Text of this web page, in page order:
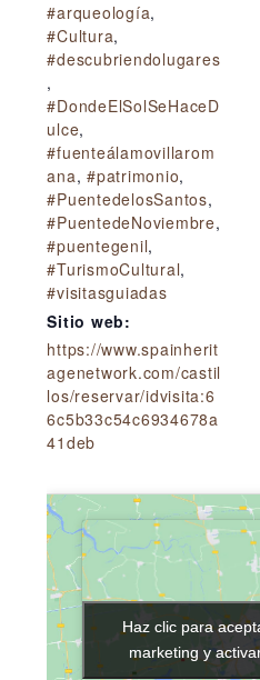
#arqueología,
#Cultura,
#descubriendolugares
,
#DondeElSolSeHaceD
ulce,
#fuenteálamovillarom
ana,#patrimonio,
#PuentedelosSantos,
#PuentedeNoviembre,
#puentegenil,
#TurismoCultural,
#visitasguiadas
Sitio web:
https://www.spainherit
agenetwork.com/castil
los/reservar/idvisita:6
6c5b33c54c6934678a
41deb
Haz clic para
marketing y
Haz clic para
marketing y